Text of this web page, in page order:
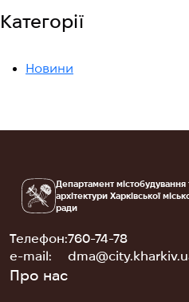
Категорії
Новини
Департамент містобудування
архітектури Харківської
ради
Телефон:760-74-78
е-mail:
Про нас